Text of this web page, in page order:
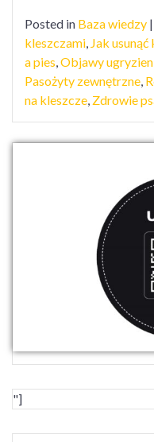
Posted in Baza wiedzy |
kleszczami Jak
a pies Objawy
Pasożyty zewnętrzne
na kleszcze Zdrowie
"]